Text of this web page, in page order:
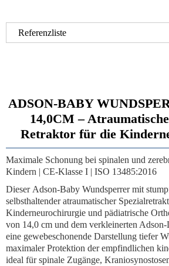
Referenzliste
ADSON-BABY
14,0CM –
Retraktor für die
Maximale Schonung bei spinalen und
Kindern | CE-Klasse I | ISO 13485:2016
Dieser Adson-Baby Wundsperrer mit
selbsthaltender atraumatischer
Kinderneurochirurgie und pädiatrische
von 14,0 cm und dem verkleinerten
eine gewebeschonende Darstellung tiefer
maximaler Protektion der empfindlichen
ideal für spinale Zugänge,